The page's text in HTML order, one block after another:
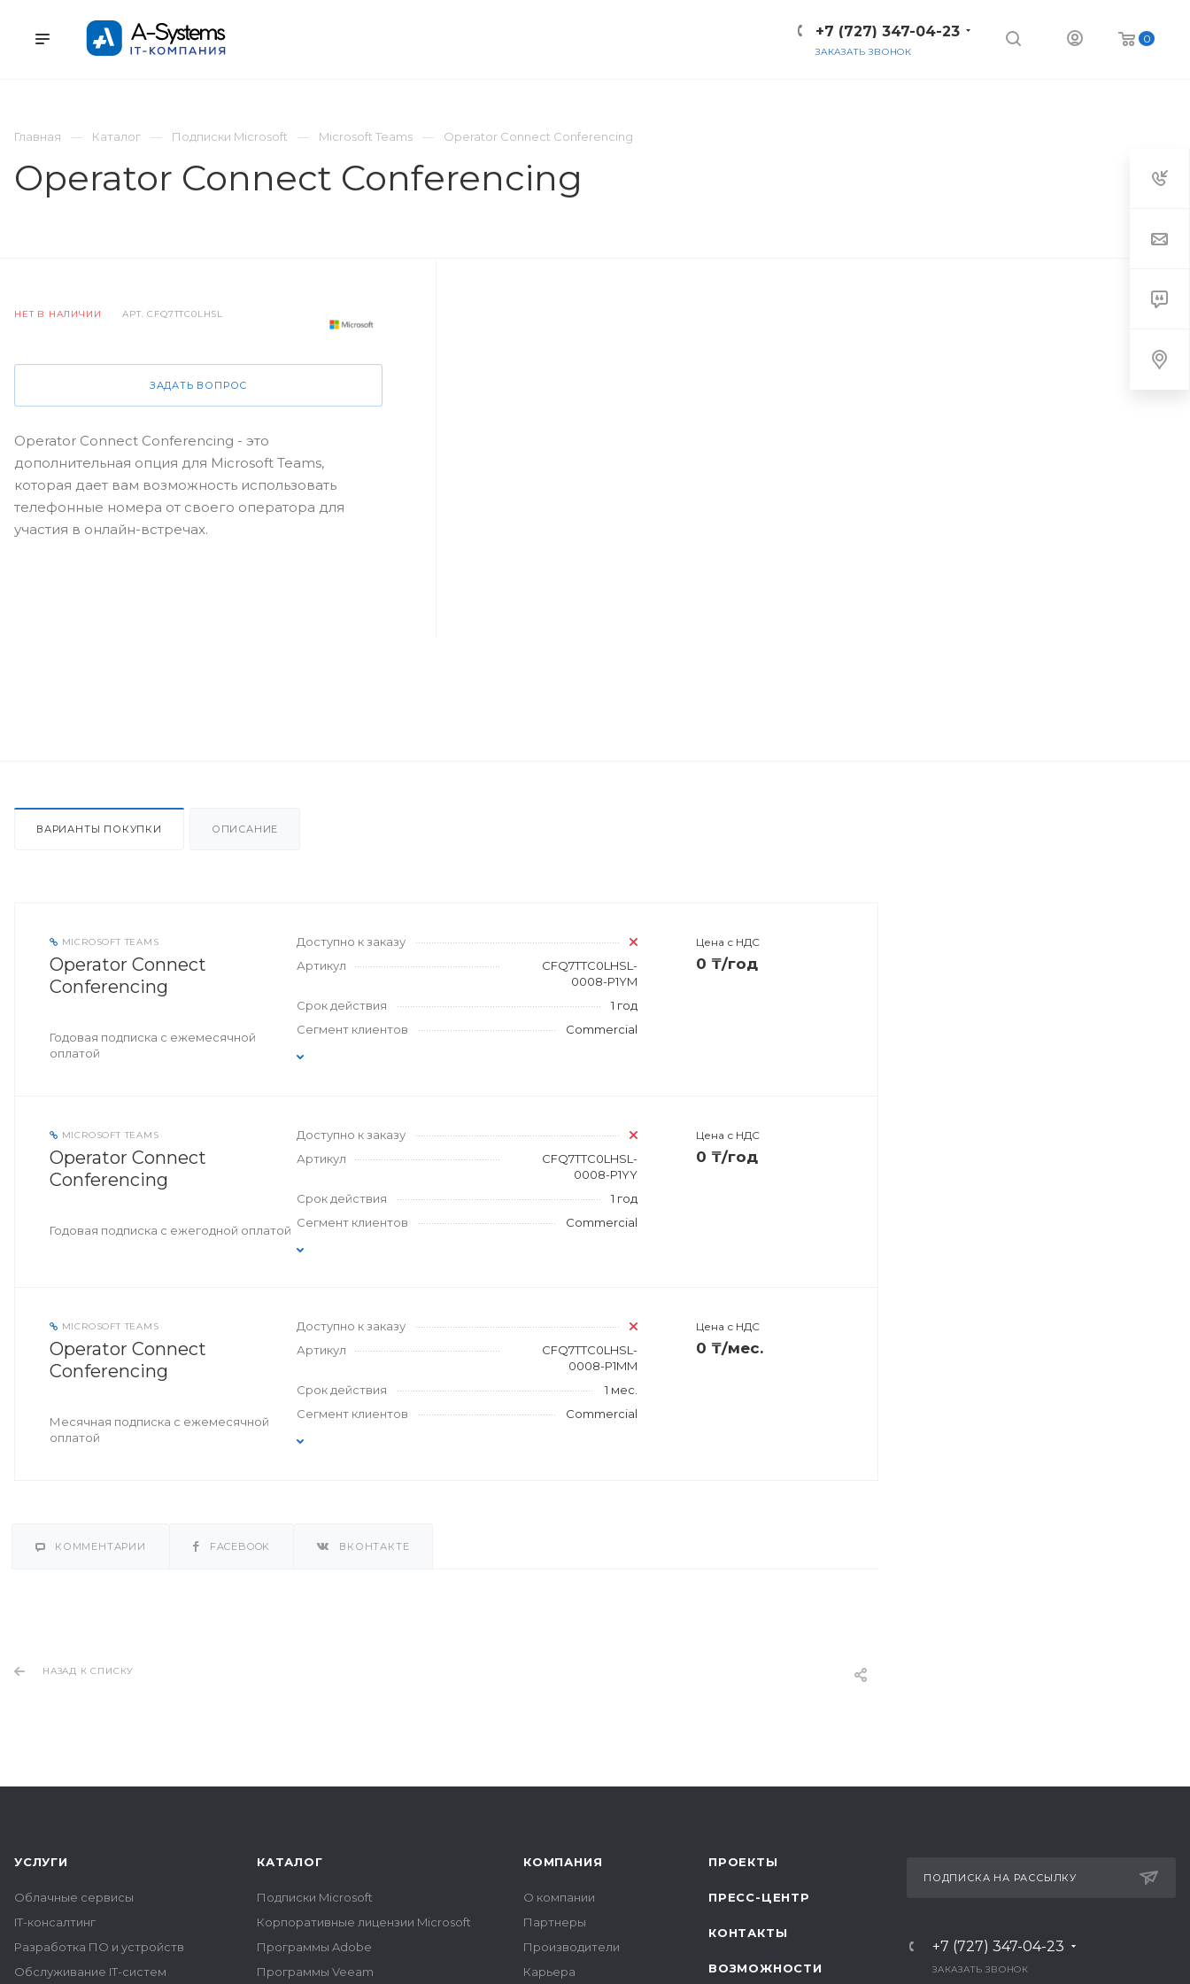
0
+7 (727) 347-04-23
ЗАКАЗАТЬ ЗВОНОК
Главная
Каталог Подписки Microsoft Microsoft Teams Operator Connect Conferencing
Operator Connect Conferencing
НЕТ В НАЛИЧИИ АРТ.CFQ7TTC0LHSL
ЗАДАТЬ ВОПРОС
Operator Connect Conferencing - это
дополнительная опция для Microsoft Teams,
которая дает вам возможность использовать
телефонные номера от своего оператора для
участия в онлайн-встречах.
ВАРИАНТЫ ПОКУПКИ ОПИСАНИЕ
MICROSOFT TEAMS
Operator Connect
Conferencing
Годовая подписка с ежемесячной
оплатой
Доступно к заказу
Артикул
CFQ7TTC0LHSL-
0008-P1YM
Срок действия
1 год
Сегмент клиентов
Commercial
Цена с НДС
0 ₸/год
MICROSOFT TEAMS
Operator Connect
Conferencing
Годовая подписка с ежегодной оплатой
Доступно к заказу
Артикул
CFQ7TTC0LHSL-
0008-P1YY
Срок действия
1 год
Сегмент клиентов
Commercial
Цена с НДС
0 ₸/год
MICROSOFT TEAMS
Operator Connect
Conferencing
Месячная подписка с ежемесячной
оплатой
Доступно к заказу
Артикул
CFQ7TTC0LHSL-
0008-P1MM
Срок действия
1 мес.
Сегмент клиентов
Commercial
Цена с НДС
0 ₸/мес.
КОММЕНТАРИИ FACEBOOK ВКОНТАКТЕ
НАЗАД К СПИСКУ
УСЛУГИ
Облачные сервисы
IT-консалтинг
Разработка ПО и устройств
Обслуживание IT-систем
КАТАЛОГ
Подписки Microsoft
Корпоративные лицензии Microsoft
Программы Adobe
Программы Veeam
КОМПАНИЯ
О компании
Партнеры
Производители
Карьера
ПРОЕКТЫ
ПРЕСС-ЦЕНТР
КОНТАКТЫ
ВОЗМОЖНОСТИ
ПОДПИСКА НА РАССЫЛКУ
+7 (727) 347-04-23
ЗАКАЗАТЬ ЗВОНОК